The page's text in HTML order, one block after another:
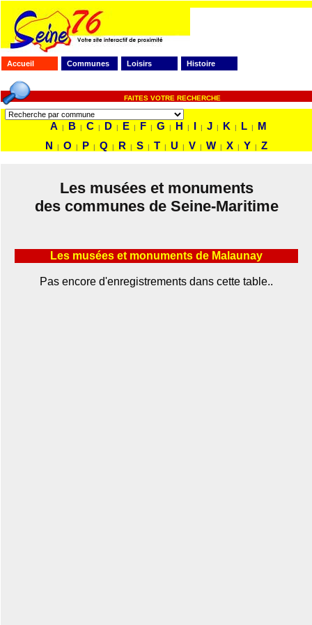
Accueil Communes Loisirs Histoire
FAITES VOTRE RECHERCHE
A | B | C | D | E | F | G | H | I | J | K | L |
M
N
| O | P | Q | R | S | T | U | V | W | X | Y | Z
Les musées et monuments
des communes de Seine-Maritime
Les musées et monuments de Malaunay
Pas encore d'enregistrements dans cette table..